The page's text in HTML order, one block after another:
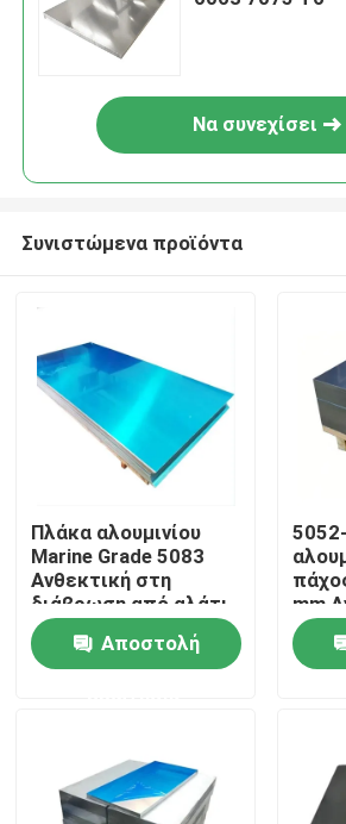
Σπίτι
βίντεο
Να συνεχίσει
Συνιστώμενα προϊόντα
Πλάκα αλουμινίου
Marine Grade 5083
Ανθεκτική στη
διάβρωση από αλάτι
για ναυπηγική
πιστοποιημένη κατά
ANSI
Αποστολή
mm
για